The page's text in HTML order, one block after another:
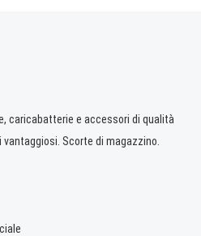
caricabatterie e accessori di qualità
Scorte di magazzino.